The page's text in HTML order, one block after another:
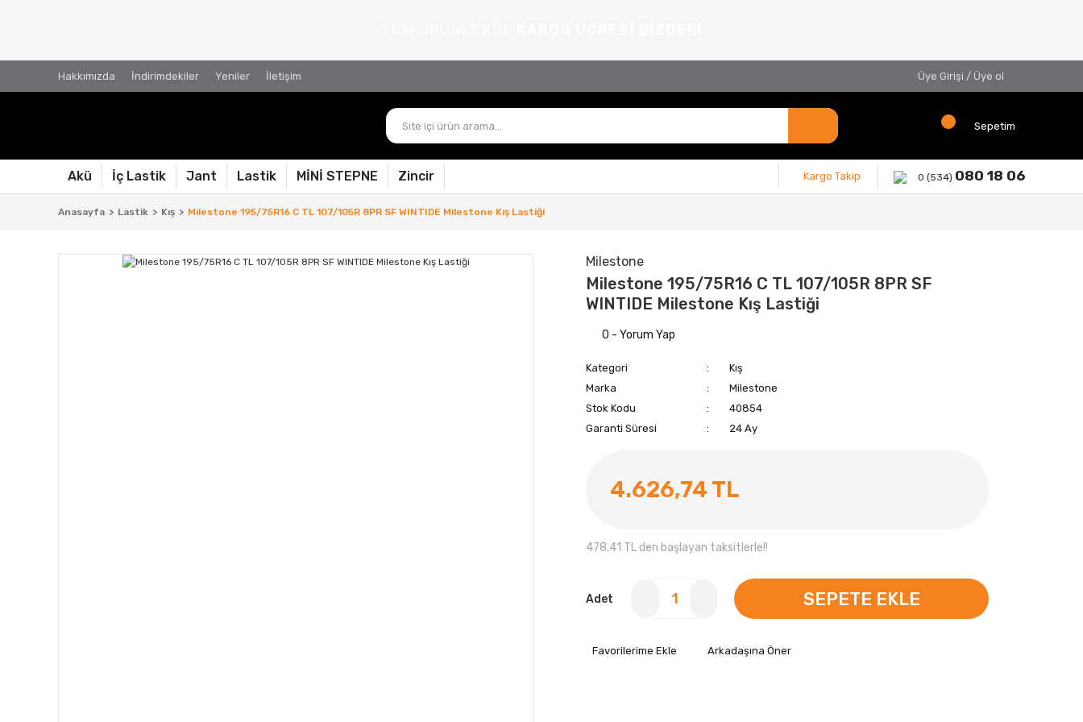
Hakkımızda İndirimdekiler Yeniler İletişim Üye Girişi / Üye ol
Sepetim
Akü İç Lastik Jant Lastik MİNİ STEPNE Zincir Kargo Takip 0 (534) 080 18 06
Anasayfa Lastik Kış Milestone 195/75R16 C TL 107/105R 8PR SF WINTIDE Milestone Kış Lastiği
Milestone
Milestone 195/75R16 C TL 107/105R 8PR SF
WINTIDE Milestone Kış Lastiği
0 - Yorum Yap
Kategori
Kış
Marka
Milestone
Stok Kodu
40854
Garanti Süresi
24 Ay
4.626,74 TL
478,41 TL den başlayan taksitlerle!!
Adet SEPETE EKLE
Arkadaşına Öner